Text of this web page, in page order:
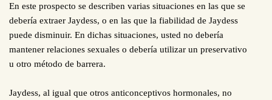
En este prospecto se describen varias situaciones en las que se
debería extraer Jaydess, o en las que la fiabilidad de Jaydess
puede disminuir. En dichas situaciones, usted no debería
mantener relaciones sexuales o debería utilizar un preservativo
u otro método de barrera.
Jaydess, al igual que otros anticonceptivos hormonales, no